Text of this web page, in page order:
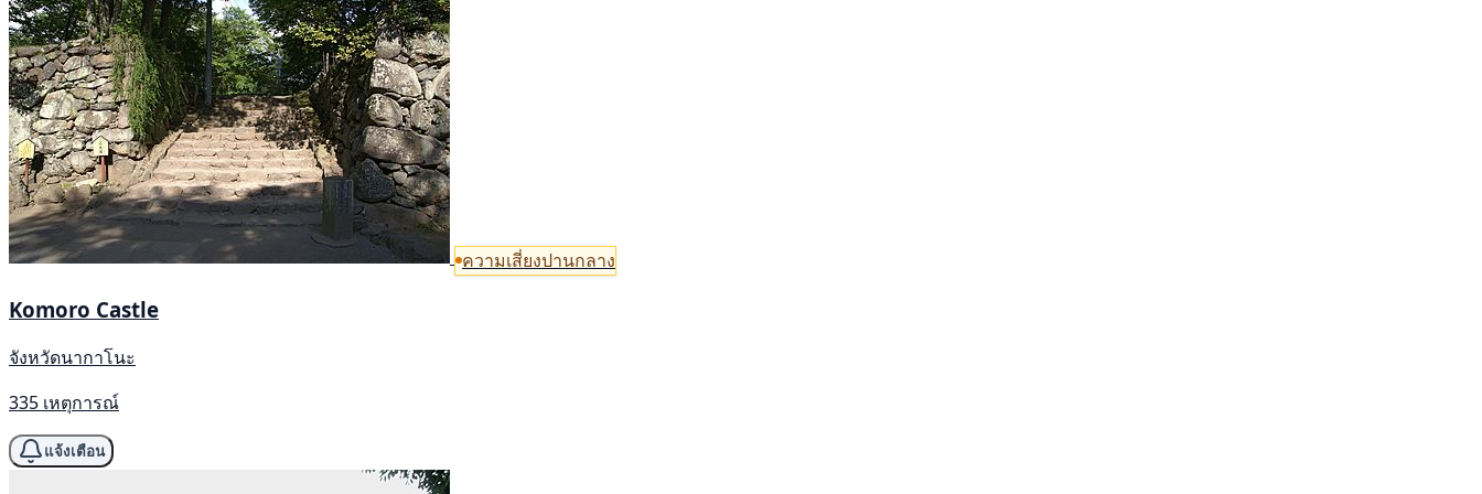
ความเสี่ยงปานกลาง
Komoro Castle
จังหวัดนากาโนะ
335 เหตุการณ์
แจ้งเตือน